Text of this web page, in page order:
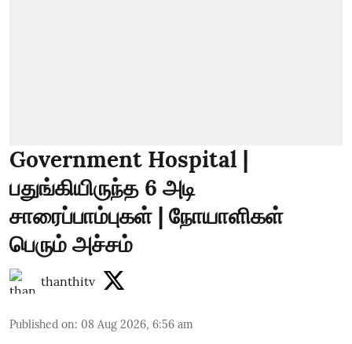
Government Hospital |
பதுங்கியிருந்த 6 அடி
சாரைப்பாம்புகள் | நோயாளிகள்
பெரும் அச்சம்
thanthitv
Published on: 08 Aug 2026, 6:56 am